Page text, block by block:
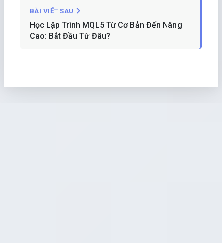
BÀI VIẾT SAU
Học Lập Trình MQL5 Từ Cơ Bản Đến Nâng
Cao: Bắt Đầu Từ Đâu?